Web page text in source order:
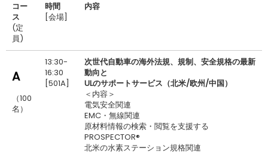
コー
ス
(定
員)
時間
[会場]
内容
A
（100
名）
13:30-
16:30
[501A]
次世代自動車の海外法規、規制、安全規格の最新
動向と
ULのサポートサービス（北米/欧州/中国）
＜内容＞
電気安全関連
EMC・無線関連
原材料情報の検索・閲覧を支援する
PROSPECTOR®
北米の水素ステーション規格関連